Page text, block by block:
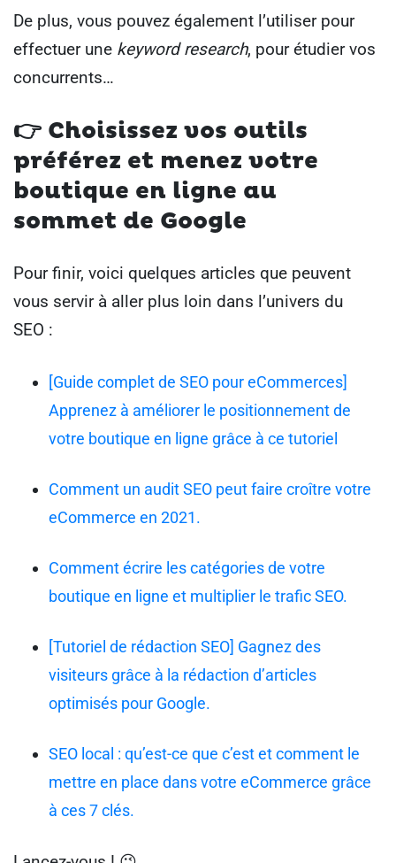
De plus, vous pouvez également l’utiliser pour
effectuer une keyword research, pour étudier vos
concurrents…
👉 Choisissez vos outils
préférez et menez votre
boutique en ligne au
sommet de Google
Pour finir, voici quelques articles que peuvent
vous servir à aller plus loin dans l’univers du
SEO :
[Guide complet de SEO pour eCommerces]
Apprenez à améliorer le positionnement de
votre boutique en ligne grâce à ce tutoriel
Comment un audit SEO peut faire croître votre
eCommerce en 2021.
Comment écrire les catégories de votre
boutique en ligne et multiplier le trafic SEO.
[Tutoriel de rédaction SEO] Gagnez des
visiteurs grâce à la rédaction d’articles
optimisés pour Google.
SEO local : qu’est-ce que c’est et comment le
mettre en place dans votre eCommerce grâce
à ces 7 clés.